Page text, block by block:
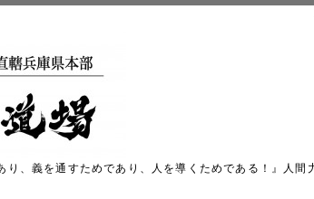
り、義を通すためであり、人を導くためである！』人間